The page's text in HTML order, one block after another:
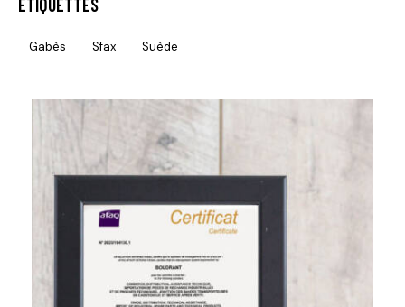
ÉTIQUETTES
Gabès Sfax Suède